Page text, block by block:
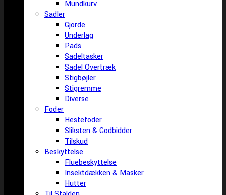
Mundkurv
Sadler
Gjorde
Underlag
Pads
Sadeltasker
Sadel Overtræk
Stigbøjler
Stigremme
Diverse
Foder
Hestefoder
Sliksten & Godbidder
Tilskud
Beskyttelse
Fluebeskyttelse
Insektdækken & Masker
Hutter